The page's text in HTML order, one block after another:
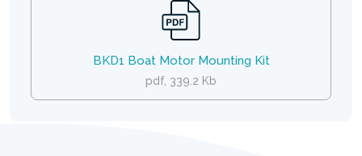
BKD1 Boat Motor Mounting Kit
pdf, 339.2 Kb